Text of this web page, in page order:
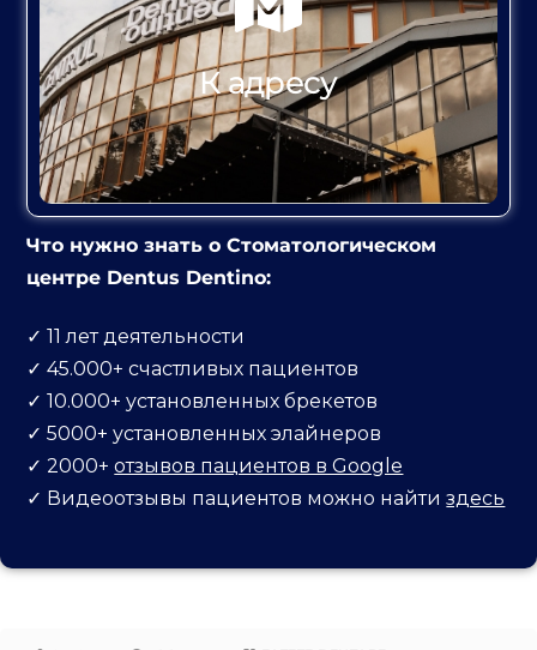
К адресу
К АДРЕСУ
Что нужно знать о Стоматологическом
центре Dentus Dentino:
✓ 11 лет деятельности
✓ 45.000+ счастливых пациентов
✓ 10.000+ установленных брекетов
✓ 5000+ установленных элайнеров
✓ 2000+отзывов пациентов в Google
✓ Видеоотзывы пациентов можно найтиздесь